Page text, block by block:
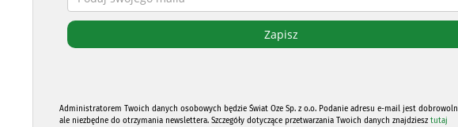
Administratorem Twoich danych osobowych będzie Świat Oze Sp. z o.o. Podanie adresu e-mail jest
ale niezbędne do otrzymania newslettera. Szczegóły dotyczące przetwarzania Twoich danych znajdziesztutaj